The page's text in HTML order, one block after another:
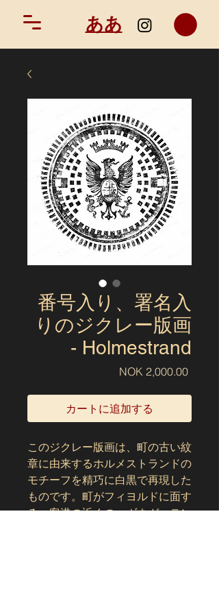
ああ
番号入り、署名入
りのジクレー版画
- Holmestrand
NOK 2,000.00価
カートに追加する
このジクレー版画は、町の古い紋
章に由来するホルメストランドの
モチーフを精巧に白黒で再現した
ものです。町がフィヨルドに面す
る、客港の近くのハヴネガーテン